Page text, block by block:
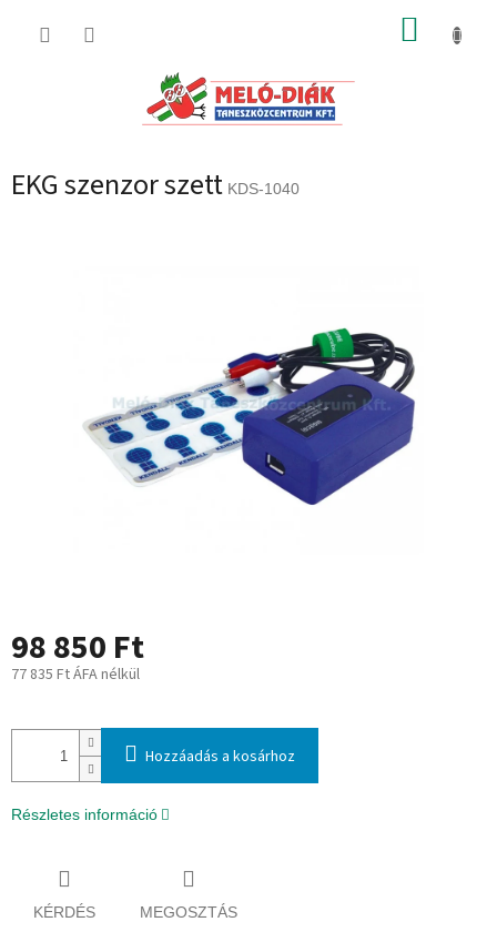
KOSÁR
EKG szenzor szett KDS-1040
98 850 Ft
77 835 Ft ÁFA nélkül
Hozzáadás a kosárhoz
Részletes információ
KÉRDÉS MEGOSZTÁS